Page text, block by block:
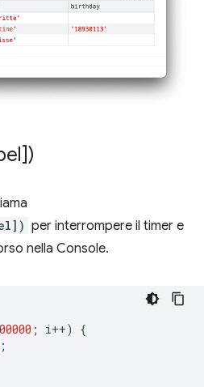
per interrompere il timer e
nella Console.
; i++)
{
;